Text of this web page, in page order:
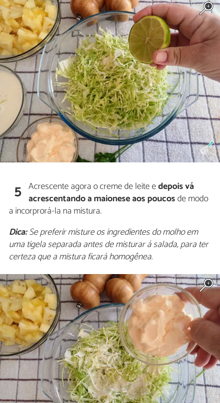
5 Acrescente agora o creme de leite edepois vá
acrescentando a maionese aos poucosde modo
a incorprorá-la na mistura.
Dica:Se preferir misture os ingredientes do molho em
uma tigela separada antes de misturar á salada, para ter
certeza que a mistura ficará homogênea.